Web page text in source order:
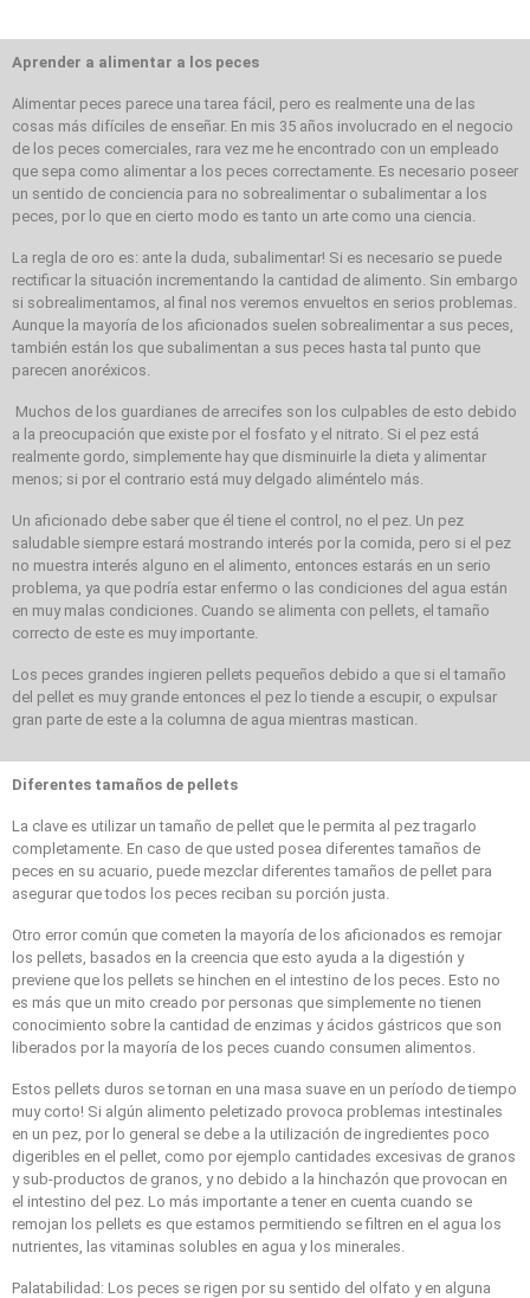
Aprender a alimentar a los peces
Alimentar peces parece una tarea fácil, pero es realmente una de las
cosas más difíciles de enseñar. En mis 35 años involucrado en el negocio
de los peces comerciales, rara vez me he encontrado con un empleado
que sepa como alimentar a los peces correctamente. Es necesario poseer
un sentido de conciencia para no sobrealimentar o subalimentar a los
peces, por lo que en cierto modo es tanto un arte como una ciencia.
La regla de oro es: ante la duda, subalimentar! Si es necesario se puede
rectificar la situación incrementando la cantidad de alimento. Sin embargo
si sobrealimentamos, al final nos veremos envueltos en serios problemas.
Aunque la mayoría de los aficionados suelen sobrealimentar a sus peces,
también están los que subalimentan a sus peces hasta tal punto que
parecen anoréxicos.
Muchos de los guardianes de arrecifes son los culpables de esto debido
a la preocupación que existe por el fosfato y el nitrato. Si el pez está
realmente gordo, simplemente hay que disminuirle la dieta y alimentar
menos; si por el contrario está muy delgado aliméntelo más.
Un aficionado debe saber que él tiene el control, no el pez. Un pez
saludable siempre estará mostrando interés por la comida, pero si el pez
no muestra interés alguno en el alimento, entonces estarás en un serio
problema, ya que podría estar enfermo o las condiciones del agua están
en muy malas condiciones. Cuando se alimenta con pellets, el tamaño
correcto de este es muy importante.
Los peces grandes ingieren pellets pequeños debido a que si el tamaño
del pellet es muy grande entonces el pez lo tiende a escupir, o expulsar
gran parte de este a la columna de agua mientras mastican.
Diferentes tamaños de pellets
La clave es utilizar un tamaño de pellet que le permita al pez tragarlo
completamente. En caso de que usted posea diferentes tamaños de
peces en su acuario, puede mezclar diferentes tamaños de pellet para
asegurar que todos los peces reciban su porción justa.
Otro error común que cometen la mayoría de los aficionados es remojar
los pellets, basados en la creencia que esto ayuda a la digestión y
previene que los pellets se hinchen en el intestino de los peces. Esto no
es más que un mito creado por personas que simplemente no tienen
conocimiento sobre la cantidad de enzimas y ácidos gástricos que son
liberados por la mayoría de los peces cuando consumen alimentos.
Estos pellets duros se tornan en una masa suave en un período de tiempo
muy corto! Si algún alimento peletizado provoca problemas intestinales
en un pez, por lo general se debe a la utilización de ingredientes poco
digeribles en el pellet, como por ejemplo cantidades excesivas de granos
y sub-productos de granos, y no debido a la hinchazón que provocan en
el intestino del pez. Lo más importante a tener en cuenta cuando se
remojan los pellets es que estamos permitiendo se filtren en el agua los
nutrientes, las vitaminas solubles en agua y los minerales.
Palatabilidad: Los peces se rigen por su sentido del olfato y en alguna